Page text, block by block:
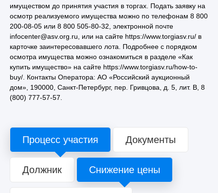
имуществом до принятия участия в торгах. Подать заявку на
осмотр реализуемого имущества можно по телефонам 8 800
200-08-05 или 8 800 505-80-32, электронной почте
infocenter@asv.org.ru, или на сайте https://www.torgiasv.ru/ в
карточке заинтересовавшего лота. Подробнее с порядком
осмотра имущества можно ознакомиться в разделе «Как
купить имущество» на сайте https://www.torgiasv.ru/how-to-
buy/. Контакты Оператора: АО «Российский аукционный
дом», 190000, Санкт-Петербург, пер. Гривцова, д. 5, лит. В, 8
(800) 777-57-57.
Процесс участия Документы
Должник Снижение цены